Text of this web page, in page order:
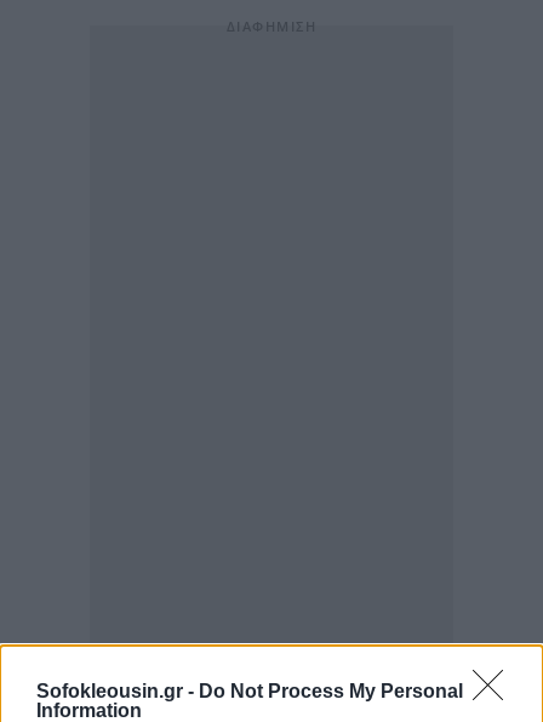
Sofokleousin.gr - Do Not Process My Personal
Information